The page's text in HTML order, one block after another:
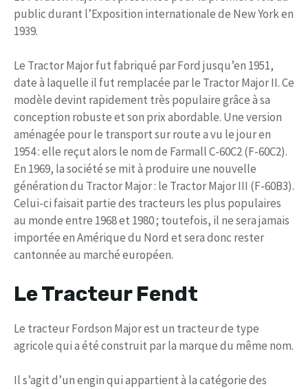
public durant l’Exposition internationale de New York en
1939.
Le Tractor Major fut fabriqué par Ford jusqu’en 1951,
date à laquelle il fut remplacée par le Tractor Major II. Ce
modèle devint rapidement très populaire grâce à sa
conception robuste et son prix abordable. Une version
aménagée pour le transport sur route a vu le jour en
1954 : elle reçut alors le nom de Farmall C-60C2 (F-60C2).
En 1969, la société se mit à produire une nouvelle
génération du Tractor Major : le Tractor Major III (F-60B3).
Celui-ci faisait partie des tracteurs les plus populaires
au monde entre 1968 et 1980 ; toutefois, il ne sera jamais
importée en Amérique du Nord et sera donc rester
cantonnée au marché européen.
Le Tracteur Fendt
Le tracteur Fordson Major est un tracteur de type
agricole qui a été construit par la marque du même nom.
Il s’agit d’un engin qui appartient à la catégorie des